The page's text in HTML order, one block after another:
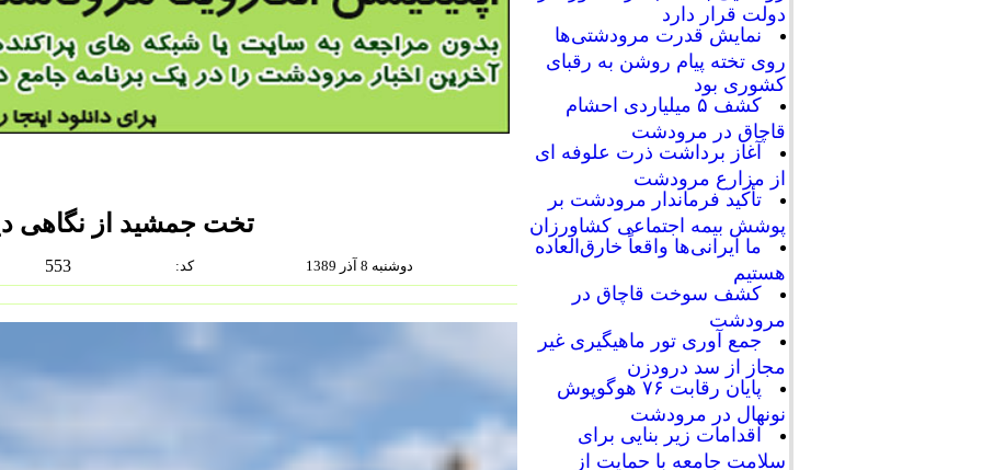
دولت قرار دارد
نمایش قدرت مرودشتی‌ها
روی تخته پیام روشن به رقبای
کشوری بود
کشف ۵ میلیاردی احشام
قاچاق در مرودشت
آغاز برداشت ذرت علوفه ای
از مزارع مرودشت
تأکید فرماندار مرودشت بر
پوشش بیمه اجتماعی کشاورزان
ما ایرانی‌ها واقعاً خارق‌العاده
هستیم
کشف سوخت قاچاق در
مرودشت
جمع آوری تور ماهیگیری غیر
مجاز از سد درودزن
پایان رقابت‌ ۷۶ هوگوپوش
نونهال در مرودشت
اقدامات زیر بنایی برای
سلامت جامعه با حمایت از
تخت جمشید از نگاهی
553 :كد دوشنبه 8 آذر 1389